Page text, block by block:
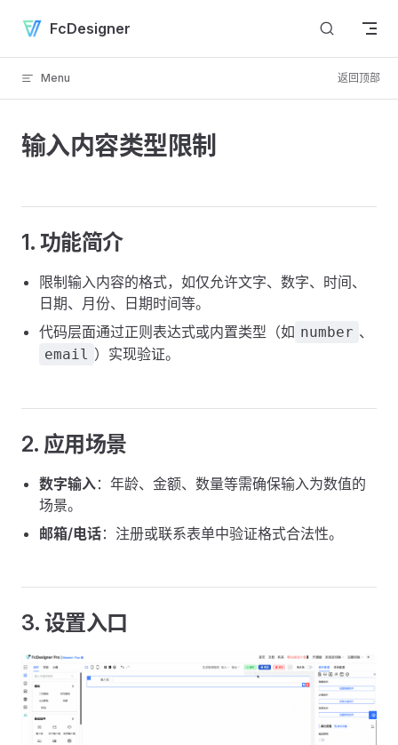
Skip to content
FcDesigner
Menu 返回顶部
输入内容类型限制
1. 功能简介
限制输入内容的格式，如仅允许文字、数字、时间、
日期、月份、日期时间等。
代码层面通过正则表达式或内置类型（如 number 、
email ）实现验证。
2. 应用场景
数字输入：年龄、金额、数量等需确保输入为数值的
场景。
邮箱/电话：注册或联系表单中验证格式合法性。
3. 设置入口